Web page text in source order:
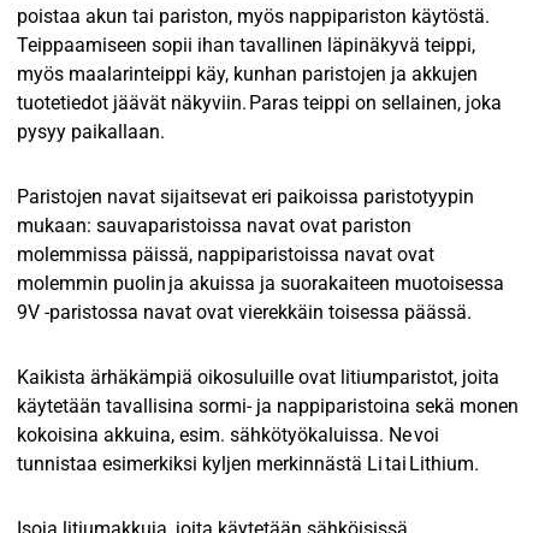
poistaa akun tai pariston, myös nappipariston käytöstä.
Teippaamiseen sopii ihan tavallinen läpinäkyvä teippi,
myös maalarinteippi käy, kunhan paristojen ja akkujen
tuotetiedot jäävät näkyviin. Paras teippi on sellainen, joka
pysyy paikallaan.
Paristojen navat sijaitsevat eri paikoissa paristotyypin
mukaan: sauvaparistoissa navat ovat pariston
molemmissa päissä, nappiparistoissa navat ovat
molemmin puolin ja akuissa ja suorakaiteen muotoisessa
9V -paristossa navat ovat vierekkäin toisessa päässä.
Kaikista ärhäkämpiä oikosuluille ovat litiumparistot, joita
käytetään tavallisina sormi- ja nappiparistoina sekä monen
kokoisina akkuina, esim. sähkötyökaluissa. Ne voi
tunnistaa esimerkiksi kyljen merkinnästä Li tai Lithium.
Isoja litiumakkuja, joita käytetään sähköisissä